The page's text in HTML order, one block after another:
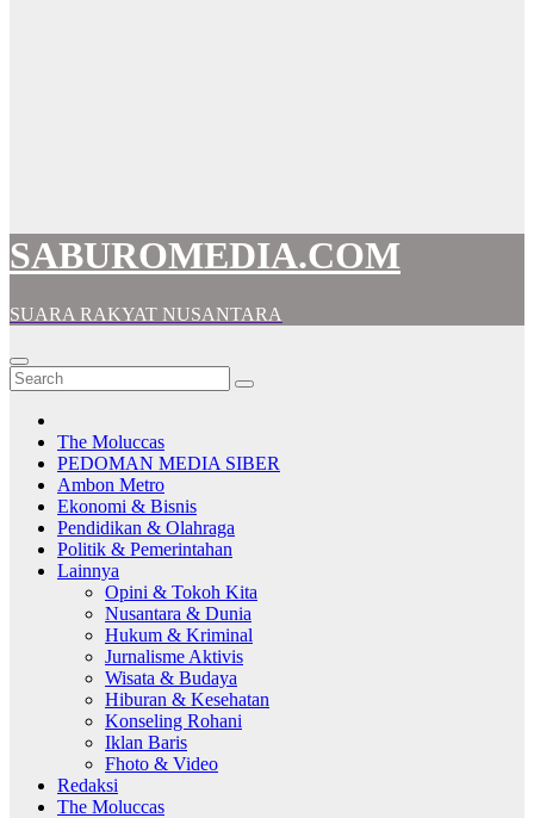
SABUROMEDIA.COM
SUARA RAKYAT NUSANTARA
The Moluccas
PEDOMAN MEDIA SIBER
Ambon Metro
Ekonomi & Bisnis
Pendidikan & Olahraga
Politik & Pemerintahan
Lainnya
Opini & Tokoh Kita
Nusantara & Dunia
Hukum & Kriminal
Jurnalisme Aktivis
Wisata & Budaya
Hiburan & Kesehatan
Konseling Rohani
Iklan Baris
Fhoto & Video
Redaksi
The Moluccas